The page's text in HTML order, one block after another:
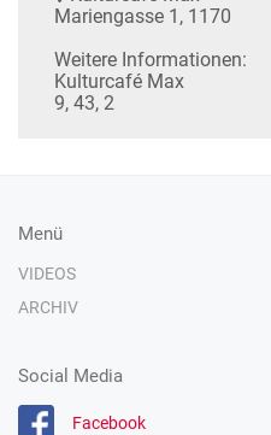
Mariengasse 1, 1170
Weitere Informationen:
Kulturcafé Max
9, 43, 2
Menü
VIDEOS
ARCHIV
Social Media
Facebook